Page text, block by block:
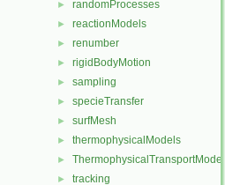
► randomProcesses
► reactionModels
► renumber
► rigidBodyMotion
► sampling
► specieTransfer
► surfMesh
► thermophysicalModels
► ThermophysicalTransportModels
► tracking